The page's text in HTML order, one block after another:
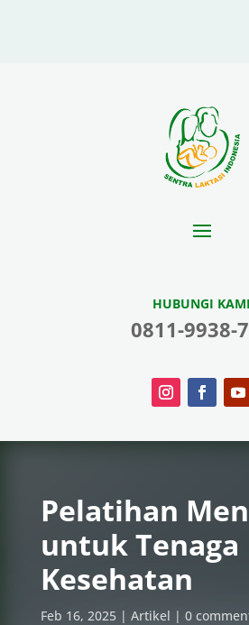
HUBUNGI KAMI
0811-9938-
Pelatihan
untuk Tenaga
Kesehatan
Feb 16, 2025 Artikel 0